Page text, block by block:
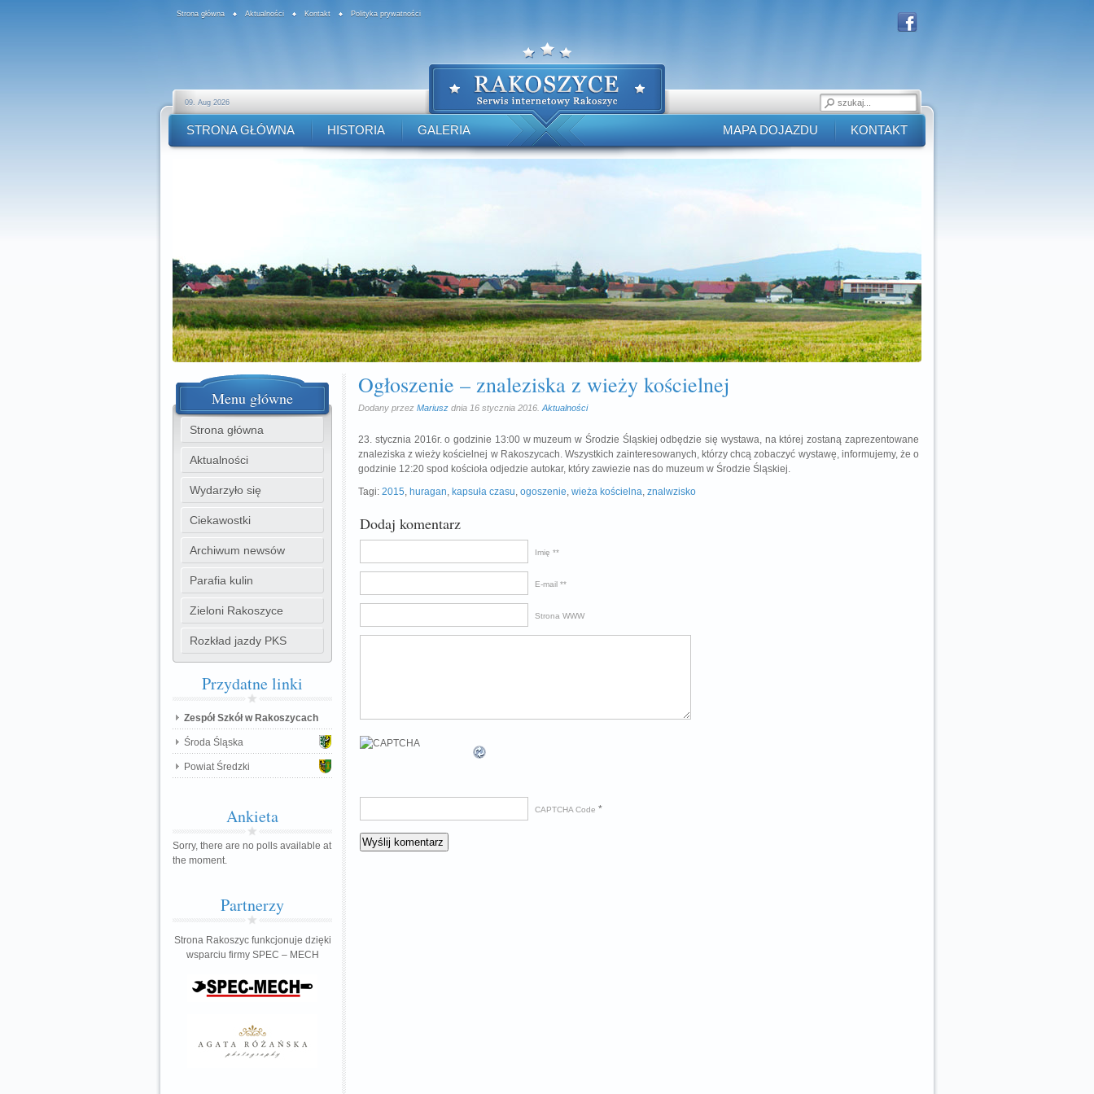
Strona główna Aktualności Kontakt Polityka prywatności
09. Aug 2026
STRONA GŁÓWNA HISTORIA GALERIA MAPA DOJAZDU KONTAKT
Ogłoszenie – znaleziska z wieży kościelnej
Dodany przez Mariusz dnia 16 stycznia 2016. Aktualności
23. stycznia 2016r. o godzinie 13:00 w muzeum w Środzie Śląskiej odbędzie się wystawa, na której zostaną zaprezentowane
znaleziska z wieży kościelnej w Rakoszycach. Wszystkich zainteresowanych, którzy chcą zobaczyć wystawę, informujemy, że o
godzinie 12:20 spod kościoła odjedzie autokar, który zawiezie nas do muzeum w Środzie Śląskiej.
Tagi: 2015, huragan, kapsuła czasu, ogoszenie, wieża kościelna, znalwzisko
Dodaj komentarz
Imię *
E-mail *
Strona WWW
CAPTCHA Code *
Menu główne
Strona główna
Aktualności
Wydarzyło się
Ciekawostki
Archiwum newsów
Parafia kulin
Zieloni Rakoszyce
Rozkład jazdy PKS
Przydatnelinki
Zespół Szkół w Rakoszycach
Środa Śląska
Powiat Średzki
Ankieta
Sorry, there are no polls available at
the moment.
Partnerzy
Strona Rakoszyc funkcjonuje dzięki
wsparciu firmy SPEC – MECH